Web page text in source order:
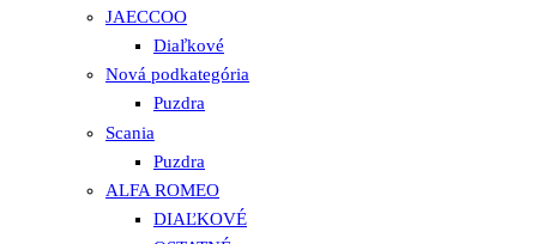
JAECCOO
Diaľkové
Nová podkategória
Puzdra
Scania
Puzdra
ALFA ROMEO
DIAĽKOVÉ